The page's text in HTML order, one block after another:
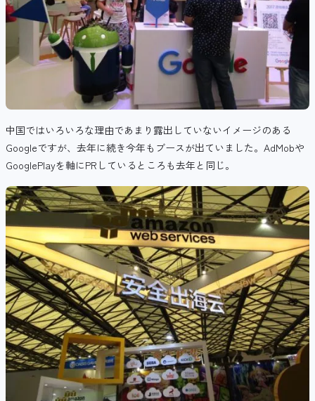
中国ではいろいろな理由であまり露出していないイメージのある
Googleですが、去年に続き今年もブースが出ていました。AdMobや
GooglePlayを軸にPRしているところも去年と同じ。